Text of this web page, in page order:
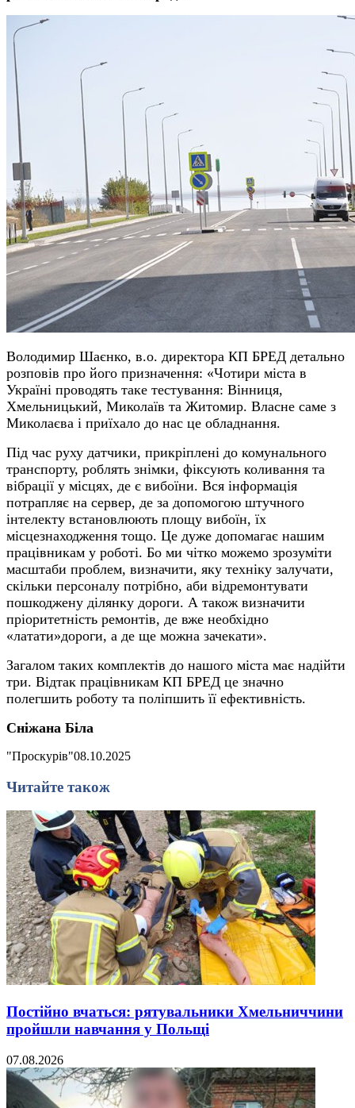
Володимир Шаєнко, в.о. директора КП БРЕД детально
розповів про його призначення: «Чотири міста в
Україні проводять таке тестування: Вінниця,
Хмельницький, Миколаїв та Житомир. Власне саме з
Миколаєва і приїхало до нас це обладнання.
Під час руху датчики, прикріплені до комунального
транспорту, роблять знімки, фіксують коливання та
вібрації у місцях, де є вибоїни. Вся інформація
потрапляє на сервер, де за допомогою штучного
інтелекту встановлюють площу вибоїн, їх
місцезнаходження тощо. Це дуже допомагає нашим
працівникам у роботі. Бо ми чітко можемо зрозуміти
масштаби проблем, визначити, яку техніку залучати,
скільки персоналу потрібно, аби відремонтувати
пошкоджену ділянку дороги. А також визначити
пріоритетність ремонтів, де вже необхідно
«латати»дороги, а де ще можна зачекати».
Загалом таких комплектів до нашого міста має надійти
три. Відтак працівникам КП БРЕД це значно
полегшить роботу та поліпшить її ефективність.
Сніжана Біла
"Проскурів"08.10.2025
Читайте також
Постійно вчаться: рятувальники Хмельниччини
пройшли навчання у Польщі
07.08.2026